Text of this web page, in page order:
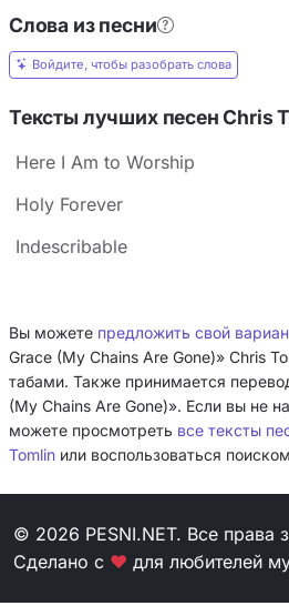
Слова из песни
Войдите, чтобы разобрать слова
Тексты лучших песен Chris
Here I Am to Worship
Holy Forever
Indescribable
Вы можете предложить свой
Grace (My Chains Are Gone)» Chris
табами. Также принимается
(My Chains Are Gone)». Если вы не
можете просмотреть все тексты
Tomlin или воспользоваться
© 2026 PESNI.NET. Все права
Сделано с ❤ для любителей